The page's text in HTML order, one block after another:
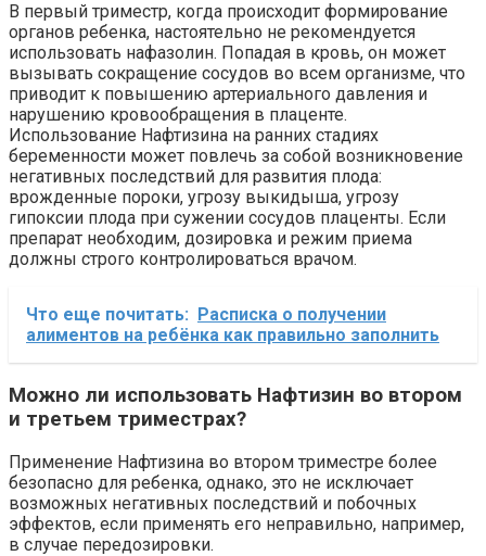
В первый триместр, когда происходит формирование
органов ребенка, настоятельно не рекомендуется
использовать нафазолин. Попадая в кровь, он может
вызывать сокращение сосудов во всем организме, что
приводит к повышению артериального давления и
нарушению кровообращения в плаценте.
Использование Нафтизина на ранних стадиях
беременности может повлечь за собой возникновение
негативных последствий для развития плода:
врожденные пороки, угрозу выкидыша, угрозу
гипоксии плода при сужении сосудов плаценты. Если
препарат необходим, дозировка и режим приема
должны строго контролироваться врачом.
Что еще почитать: Расписка о получении
алиментов на ребёнка как правильно заполнить
Можно ли использовать Нафтизин во втором
и третьем триместрах?
Применение Нафтизина во втором триместре более
безопасно для ребенка, однако, это не исключает
возможных негативных последствий и побочных
эффектов, если применять его неправильно, например,
в случае передозировки.